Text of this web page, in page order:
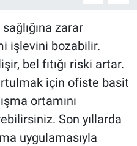
zarar
işlevini bozabilir.
bel fıtığı riski artar.
için ofiste basit
ortamını
Son yıllarda
uygulamasıyla